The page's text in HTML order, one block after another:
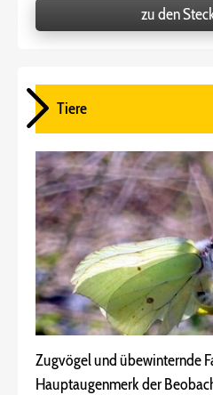
zu den
Tiere
Zugvögel und übewinternde
Hauptaugenmerk der